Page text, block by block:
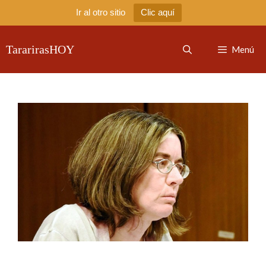
Ir al otro sitio Clic aquí
alTararirasHOY Menú